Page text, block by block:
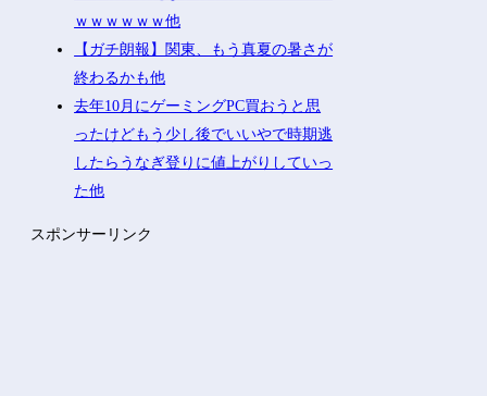
ｗｗｗｗｗｗ他
【ガチ朗報】関東、もう真夏の暑さが
終わるかも他
去年10月にゲーミングPC買おうと思
ったけどもう少し後でいいやで時期逃
したらうなぎ登りに値上がりしていっ
た他
スポンサーリンク